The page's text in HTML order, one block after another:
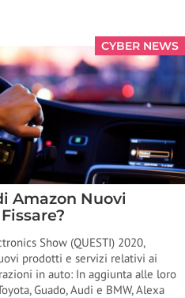
CYBER NEWS
Amazon Nuovi
Show (QUESTI) 2020,
prodotti e servizi relativi ai
in auto: In aggiunta alle loro
Guado, Audi e BMW, Alexa